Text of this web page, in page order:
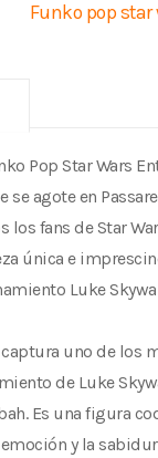
Funko pop star
Pop Star Wars
se agote en
los fans de Star
única e
Luke
uno de los
de Luke
Es una figura
y la